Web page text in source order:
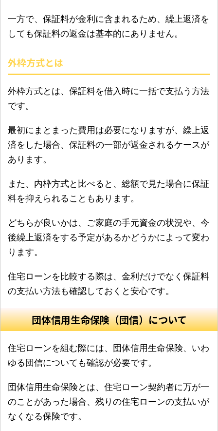
一方で、保証料が金利に含まれるため、繰上返済を
しても保証料の返金は基本的にありません。
外枠方式とは
外枠方式とは、保証料を借入時に一括で支払う方法
です。
最初にまとまった費用は必要になりますが、繰上返
済をした場合、保証料の一部が返金されるケースが
あります。
また、内枠方式と比べると、総額で見た場合に保証
料を抑えられることもあります。
どちらが良いかは、ご家庭の手元資金の状況や、今
後繰上返済をする予定があるかどうかによって変わ
ります。
住宅ローンを比較する際は、金利だけでなく保証料
の支払い方法も確認しておくと安心です。
団体信用生命保険（団信）について
住宅ローンを組む際には、団体信用生命保険、いわ
ゆる団信についても確認が必要です。
団体信用生命保険とは、住宅ローン契約者に万が一
のことがあった場合、残りの住宅ローンの支払いが
なくなる保険です。